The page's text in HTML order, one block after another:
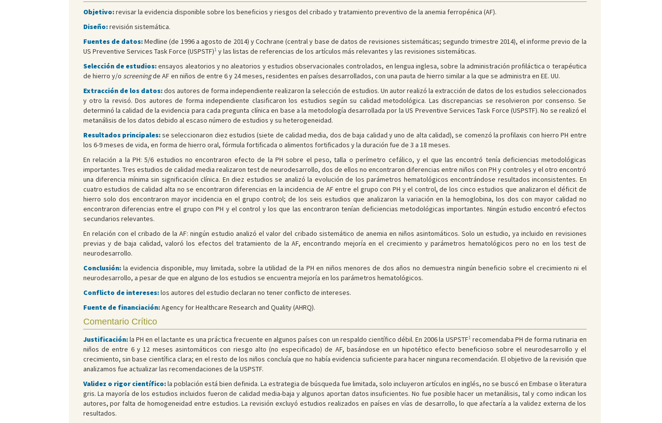
Objetivo:revisar la evidencia disponible sobre los beneficios y riesgos del cribado y tratamiento preventivo de la anemia ferropénica (AF).
Diseño:revisión sistemática.
Fuentes de datos:Medline (de 1996 a agosto de 2014) y Cochrane (central y base de datos de revisiones sistemáticas; segundo trimestre 2014), el informe previo de la
US Preventive Services Task Force (USPSTF)1y las listas de referencias de los artículos más relevantes y las revisiones sistemáticas.
Selección de estudios:ensayos aleatorios y no aleatorios y estudios observacionales controlados, en lengua inglesa, sobre la administración profiláctica o terapéutica
de hierro y/o screeningde AF en niños de entre 6 y 24 meses, residentes en países desarrollados, con una pauta de hierro similar a la que se administra en EE. UU.
Extracción de los datos:dos autores de forma independiente realizaron la selección de estudios. Un autor realizó la extracción de datos de los estudios seleccionados
y otro la revisó. Dos autores de forma independiente clasificaron los estudios según su calidad metodológica. Las discrepancias se resolvieron por consenso. Se
determinó la calidad de la evidencia para cada pregunta clínica en base a la metodología desarrollada por la US Preventive Services Task Force (USPSTF). No se realizó el
metanálisis de los datos debido al escaso número de estudios y su heterogeneidad.
Resultados principales:se seleccionaron diez estudios (siete de calidad media, dos de baja calidad y uno de alta calidad), se comenzó la profilaxis con hierro PH entre
los 6-9 meses de vida, en forma de hierro oral, fórmula fortificada o alimentos fortificados y la duración fue de 3 a 18 meses.
En relación a la PH: 5/6 estudios no encontraron efecto de la PH sobre el peso, talla o perímetro cefálico, y el que las encontró tenía deficiencias metodológicas
importantes. Tres estudios de calidad media realizaron test de neurodesarrollo, dos de ellos no encontraron diferencias entre niños con PH y controles y el otro encontró
una diferencia mínima sin significación clínica. En diez estudios se analizó la evolución de los parámetros hematológicos encontrándose resultados inconsistentes. En
cuatro estudios de calidad alta no se encontraron diferencias en la incidencia de AF entre el grupo con PH y el control, de los cinco estudios que analizaron el déficit de
hierro solo dos encontraron mayor incidencia en el grupo control; de los seis estudios que analizaron la variación en la hemoglobina, los dos con mayor calidad no
encontraron diferencias entre el grupo con PH y el control y los que las encontraron tenían deficiencias metodológicas importantes. Ningún estudio encontró efectos
secundarios relevantes.
En relación con el cribado de la AF: ningún estudio analizó el valor del cribado sistemático de anemia en niños asintomáticos. Solo un estudio, ya incluido en revisiones
previas y de baja calidad, valoró los efectos del tratamiento de la AF, encontrando mejoría en el crecimiento y parámetros hematológicos pero no en los test de
neurodesarrollo.
Conclusión:la evidencia disponible, muy limitada, sobre la utilidad de la PH en niños menores de dos años no demuestra ningún beneficio sobre el crecimiento ni el
neurodesarrollo, a pesar de que en alguno de los estudios se encuentra mejoría en los parámetros hematológicos.
Conflicto de intereses:los autores del estudio declaran no tener conflicto de intereses.
Fuente de financiación:Agency for Healthcare Research and Quality (AHRQ).
Comentario Crítico
Justificación:la PH en el lactante es una práctica frecuente en algunos países con un respaldo científico débil. En 2006 la USPSTF1recomendaba PH de forma rutinaria en
niños de entre 6 y 12 meses asintomáticos con riesgo alto (no especificado) de AF, basándose en un hipotético efecto beneficioso sobre el neurodesarrollo y el
crecimiento, sin base científica clara; en el resto de los niños concluía que no había evidencia suficiente para hacer ninguna recomendación. El objetivo de la revisión que
analizamos fue actualizar las recomendaciones de la USPSTF.
Validez o rigor científico:la población está bien definida. La estrategia de búsqueda fue limitada, solo incluyeron artículos en inglés, no se buscó en Embase o literatura
gris. La mayoría de los estudios incluidos fueron de calidad media-baja y algunos aportan datos insuficientes. No fue posible hacer un metanálisis, tal y como indican los
autores, por falta de homogeneidad entre estudios. La revisión excluyó estudios realizados en países en vías de desarrollo, lo que afectaría a la validez externa de los
resultados.